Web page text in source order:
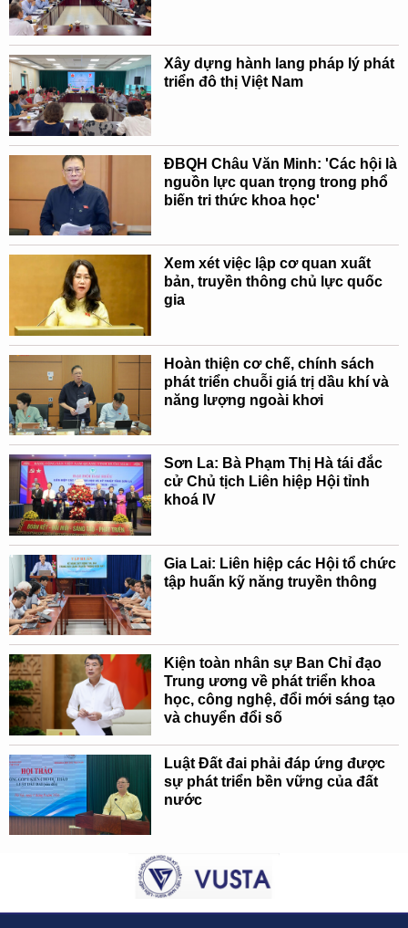
Xây dựng hành lang pháp lý phát
triển đô thị Việt Nam
ĐBQH Châu Văn Minh: 'Các hội là
nguồn lực quan trọng trong phổ
biến tri thức khoa học'
Xem xét việc lập cơ quan xuất
bản, truyền thông chủ lực quốc
gia
Hoàn thiện cơ chế, chính sách
phát triển chuỗi giá trị dầu khí và
năng lượng ngoài khơi
Sơn La: Bà Phạm Thị Hà tái đắc
cử Chủ tịch Liên hiệp Hội tỉnh
khoá IV
Gia Lai: Liên hiệp các Hội tổ chức
tập huấn kỹ năng truyền thông
Kiện toàn nhân sự Ban Chỉ đạo
Trung ương về phát triển khoa
học, công nghệ, đổi mới sáng tạo
và chuyển đổi số
Luật Đất đai phải đáp ứng được
sự phát triển bền vững của đất
nước